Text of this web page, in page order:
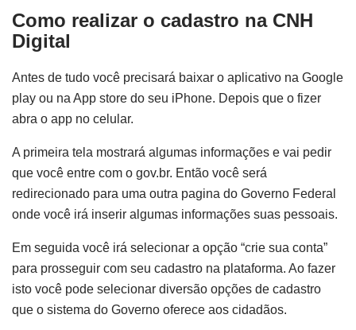
Como realizar o cadastro na CNH
Digital
Antes de tudo você precisará baixar o aplicativo na Google
play ou na App store do seu iPhone. Depois que o fizer
abra o app no celular.
A primeira tela mostrará algumas informações e vai pedir
que você entre com o gov.br. Então você será
redirecionado para uma outra pagina do Governo Federal
onde você irá inserir algumas informações suas pessoais.
Em seguida você irá selecionar a opção “crie sua conta”
para prosseguir com seu cadastro na plataforma. Ao fazer
isto você pode selecionar diversão opções de cadastro
que o sistema do Governo oferece aos cidadãos.